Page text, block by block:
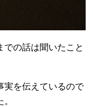
での話は聞いたこと
実を伝えているので